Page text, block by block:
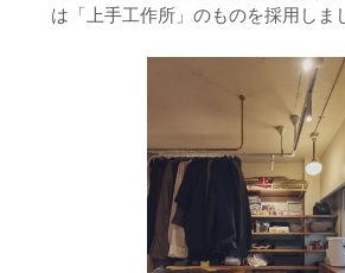
は「上手工作所」のものを採用しま